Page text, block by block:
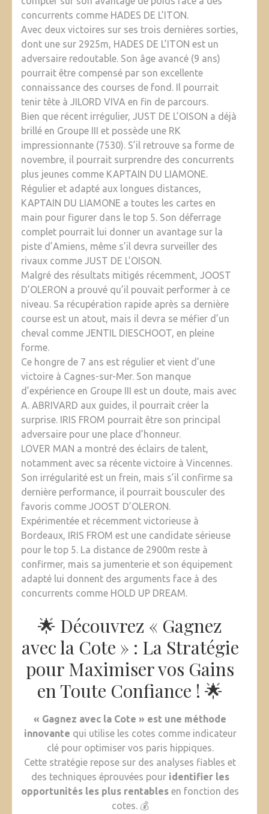
concurrents comme HADES DE L’ITON.
Avec deux victoires sur ses trois dernières sorties,
dont une sur 2925m, HADES DE L’ITON est un
adversaire redoutable. Son âge avancé (9 ans)
pourrait être compensé par son excellente
connaissance des courses de fond. Il pourrait
tenir tête à JILORD VIVA en fin de parcours.
Bien que récent irrégulier, JUST DE L’OISON a déjà
brillé en Groupe III et possède une RK
impressionnante (7530). S’il retrouve sa forme de
novembre, il pourrait surprendre des concurrents
plus jeunes comme KAPTAIN DU LIAMONE.
Régulier et adapté aux longues distances,
KAPTAIN DU LIAMONE a toutes les cartes en
main pour figurer dans le top 5. Son déferrage
complet pourrait lui donner un avantage sur la
piste d’Amiens, même s’il devra surveiller des
rivaux comme JUST DE L’OISON.
Malgré des résultats mitigés récemment, JOOST
D’OLERON a prouvé qu’il pouvait performer à ce
niveau. Sa récupération rapide après sa dernière
course est un atout, mais il devra se méfier d’un
cheval comme JENTIL DIESCHOOT, en pleine
forme.
Ce hongre de 7 ans est régulier et vient d’une
victoire à Cagnes-sur-Mer. Son manque
d’expérience en Groupe III est un doute, mais avec
A. ABRIVARD aux guides, il pourrait créer la
surprise. IRIS FROM pourrait être son principal
adversaire pour une place d’honneur.
LOVER MAN a montré des éclairs de talent,
notamment avec sa récente victoire à Vincennes.
Son irrégularité est un frein, mais s’il confirme sa
dernière performance, il pourrait bousculer des
favoris comme JOOST D’OLERON.
Expérimentée et récemment victorieuse à
Bordeaux, IRIS FROM est une candidate sérieuse
pour le top 5. La distance de 2900m reste à
confirmer, mais sa jumenterie et son équipement
adapté lui donnent des arguments face à des
concurrents comme HOLD UP DREAM.
🌟 Découvrez « Gagnez
avec la Cote » : La Stratégie
pour Maximiser vos Gains
en Toute Confiance ! 🌟
« Gagnez avec la Cote » est une méthode
innovante qui utilise les cotes comme indicateur
clé pour optimiser vos paris hippiques.
Cette stratégie repose sur des analyses fiables et
des techniques éprouvées pour identifier les
opportunités les plus rentables en fonction des
cotes. 💰